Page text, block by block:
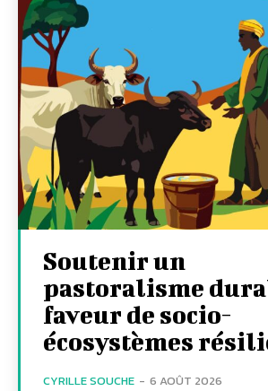
Soutenir un
pastoralisme
faveur de socio-
écosystèmes
CYRILLE SOUCHE - 6 AOÛT 2026